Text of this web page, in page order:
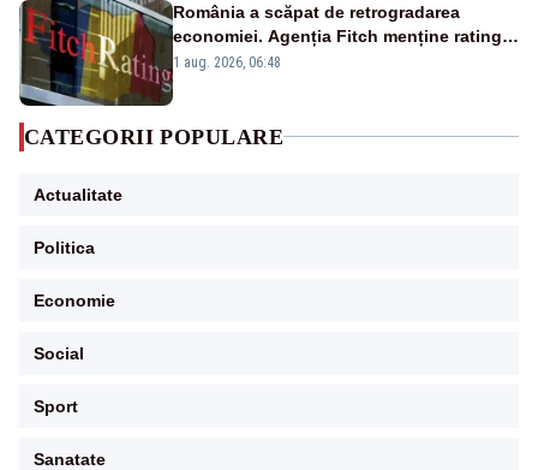
România a scăpat de retrogradarea
economiei. Agenția Fitch menține ratingul
„BBB-” cu perspectivă negativă
1 aug. 2026, 06:48
CATEGORII POPULARE
Actualitate
Politica
Economie
Social
Sport
Sanatate